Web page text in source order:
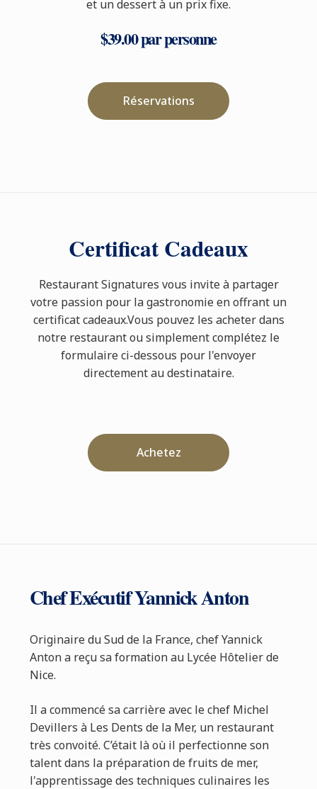
et un dessert à un prix fixe.
$39.00 par personne
Réservations
Certificat Cadeaux
Restaurant Signatures vous invite à partager
votre passion pour la gastronomie en offrant un
certificat cadeaux.Vous pouvez les acheter dans
notre restaurant ou simplement complétez le
formulaire ci-dessous pour l'envoyer
directement au destinataire.
Achetez
Chef Exécutif Yannick Anton
Originaire du Sud de la France, chef Yannick
Anton a reçu sa formation au Lycée Hôtelier de
Nice.
Il a commencé sa carrière avec le chef Michel
Devillers à Les Dents de la Mer, un restaurant
très convoité. C’était là où il perfectionne son
talent dans la préparation de fruits de mer,
l'apprentissage des techniques culinaires les